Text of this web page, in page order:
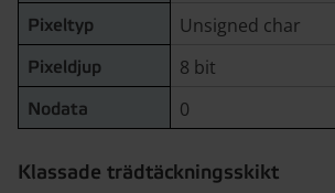
Pixeltyp Unsigned char
Pixeldjup 8 bit
Nodata 0
Klassade trädtäckningsskikt